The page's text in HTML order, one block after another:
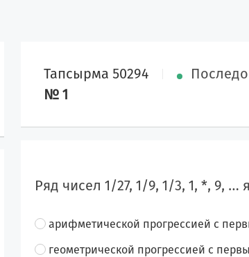
Тапсырма 50294
№ 1
Ряд чисел 1/27, 1/9, 1/3, 1, *, 9, …
арифметической прогрессией с
геометрической прогрессией с